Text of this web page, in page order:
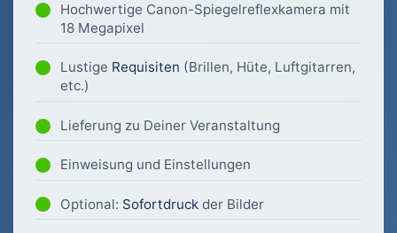
Hochwertige Canon-Spiegelreflexkamera mit
18 Megapixel
Lustige Requisiten (Brillen, Hüte, Luftgitarren,
etc.)
Lieferung zu Deiner Veranstaltung
Einweisung und Einstellungen
Optional: Sofortdruck der Bilder